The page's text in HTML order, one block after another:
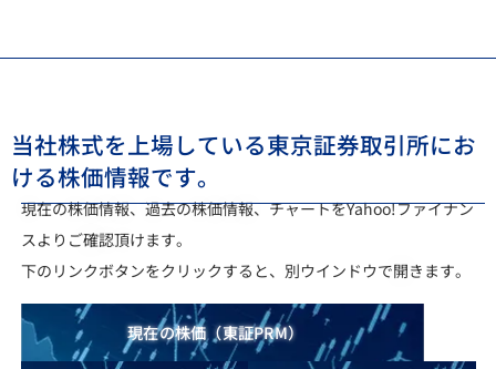
当社株式を上場している東京証券取引所にお
ける株価情報です。
現在の株価情報、過去の株価情報、チャートをYahoo!ファイナン
スよりご確認頂けます。
下のリンクボタンをクリックすると、別ウインドウで開きます。
現在の株価（東証PRM）